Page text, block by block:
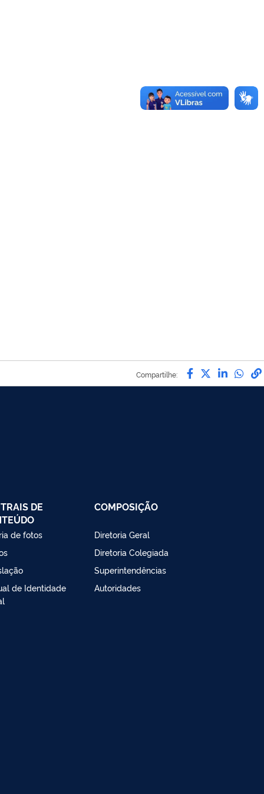
Compartilhe: Compartilhe
DE
de fotos
de Identidade
COMPOSIÇÃO
Diretoria Geral
Diretoria Colegiada
Superintendências
Autoridades